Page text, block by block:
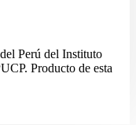
Perú del Instituto
Producto de esta